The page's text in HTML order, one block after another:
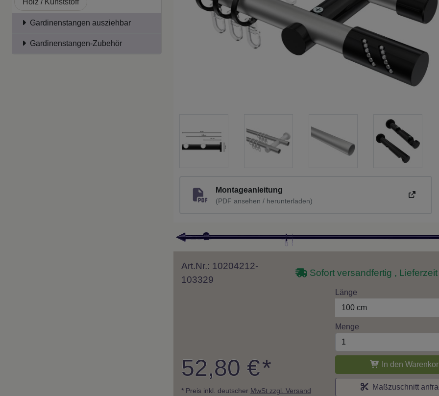
Holz / Kunststoff
Gardinenstangen ausziehbar
Gardinenstangen-Zubehör
Montageanleitung
(PDF ansehen / herunterladen)
Art.Nr.: 10204212-
103329
Sofort versandfertig ,
52,80 €*
* Preis inkl. deutscher MwSt zzgl. Versand
Länge
100 cm
Menge
In den
Maßzuschnitt